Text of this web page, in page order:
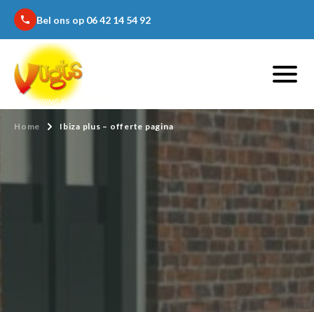
phone Bel ons op 06 42 14 54 92
Home Ibiza plus – offerte pagina